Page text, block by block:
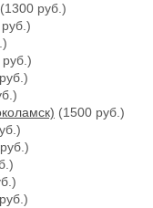
(1300 руб.)
(1500 руб.)